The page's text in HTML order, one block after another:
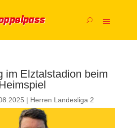
im Elztalstadion beim
| Herren Landesliga 2